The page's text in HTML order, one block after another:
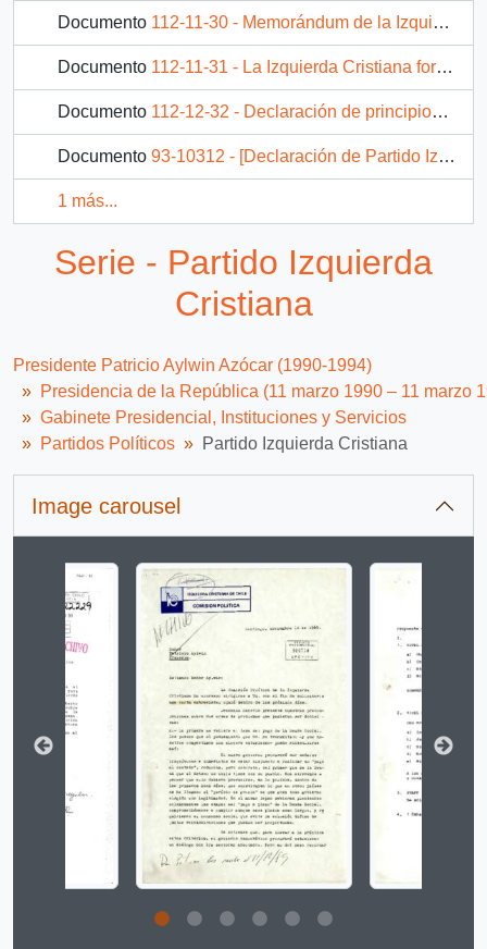
Documento 112-11-30 - Memorándum de la Izquierda Cristiana de Chile
Documento 112-11-31 - La Izquierda Cristiana formaliza y fundamenta la acusación constitucional en contra del General Augusto Pinochet.
Documento 112-12-32 - Declaración de principios de la Izquierda Cristiana
Documento 93-10312 - [Declaración de Partido Izquierda Cristiana en apoyar la Candidatura de Manfred Max-Neef]
1 más...
Serie - Partido Izquierda
Cristiana
Presidente Patricio Aylwin Azócar (1990-1994)
Presidencia de la República (11 marzo 1990 – 11 marzo
Gabinete Presidencial, Instituciones y Servicios
Partidos Políticos
Partido Izquierda Cristiana
Image carousel
Changing the current slide of this carousel will